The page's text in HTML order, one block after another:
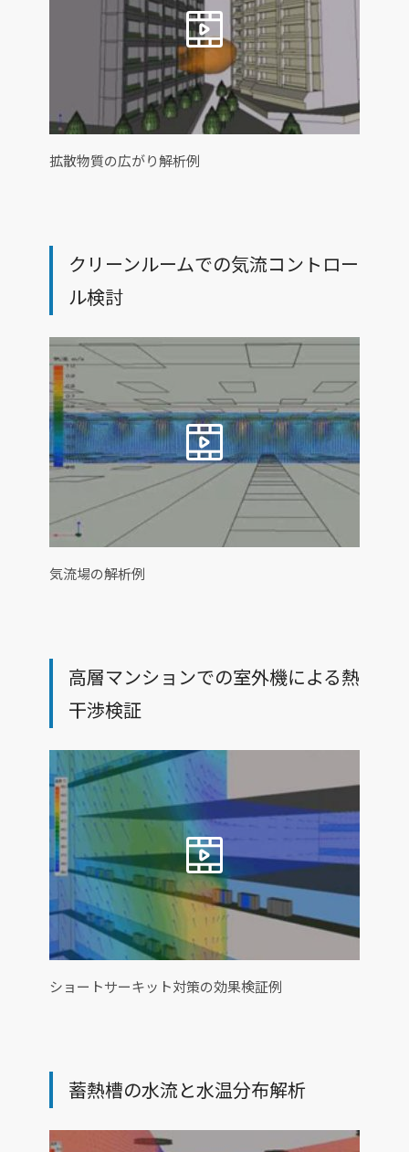
拡散物質の広がり解析例
クリーンルームでの気流コントロー
ル検討
気流場の解析例
高層マンションでの室外機による熱
干渉検証
ショートサーキット対策の効果検証例
蓄熱槽の水流と水温分布解析